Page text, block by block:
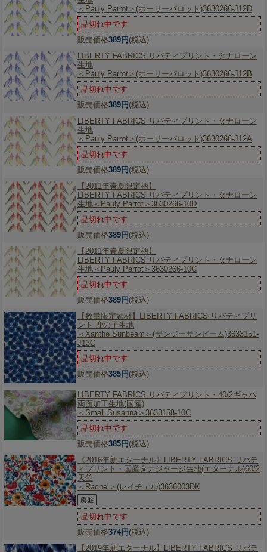
＜Pauly Parrot＞(ポーリーパロット)3630266-J12D
品切れ中です
販売価格389円(税込)
LIBERTY FABRICS リバティプリント・タナローン
生地
＜Pauly Parrot＞(ポーリーパロット)3630266-J12B
品切れ中です
販売価格389円(税込)
LIBERTY FABRICS リバティプリント・タナローン
生地
＜Pauly Parrot＞(ポーリーパロット)3630266-J12A
品切れ中です
販売価格389円(税込)
【2011年春夏限定柄】
LIBERTY FABRICS リバティプリント・タナローン
生地＜Pauly Parrot＞3630266-10D
品切れ中です
販売価格389円(税込)
【2011年春夏限定柄】
LIBERTY FABRICS リバティプリント・タナローン
生地＜Pauly Parrot＞3630266-10C
品切れ中です
販売価格389円(税込)
【数量限定素材】 LIBERTY FABRICS リバティプリ
ント 鹿の子生地
＜Xanthe Sunbeam＞(ザンジーサンビーム)3633151-
J13C
品切れ中です
販売価格385円(税込)
LIBERTY FABRICS リバティプリント・40/2ギャバ
両面加工生地(国産)
＜Small Susanna＞3638158-10C
品切れ中です
販売価格385円(税込)
《2016年新エターナル》 LIBERTY FABRICS リバテ
ィプリント・国産タナジャージ生地(エターナル)60/2
天竺
＜Rachel＞(レイチェル)3636003DK
品切れ中です
販売価格374円(税込)
【2019年新エターナル】 LIBERTY FABRICS リバテ